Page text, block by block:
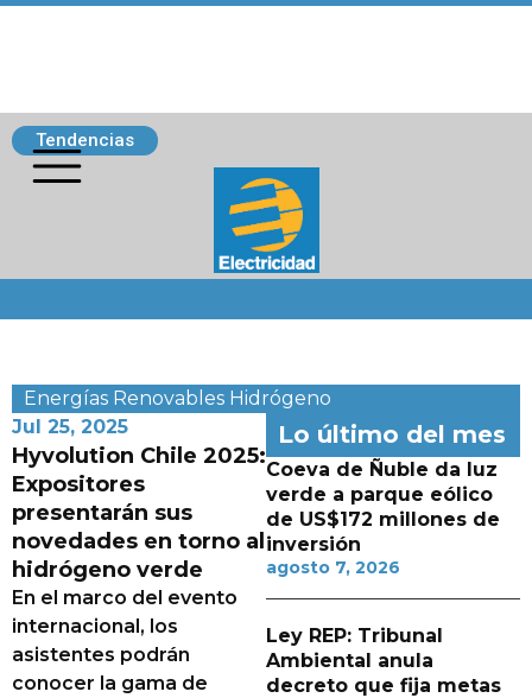
Tendencias
Energías Renovables Hidrógeno
Jul 25, 2025
Hyvolution Chile 2025:
Expositores
presentarán sus
novedades en torno al
hidrógeno verde
En el marco del evento
internacional, los
asistentes podrán
conocer la gama de
Lo último del mes
Coeva de Ñuble da luz
verde a parque eólico
de US$172 millones de
inversión
agosto 7, 2026
Ley REP: Tribunal
Ambiental anula
decreto que fija metas